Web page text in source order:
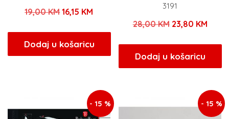
19,00KMIzvorna
bila
je:
16,15 KM
je:
16,15 KM.
Dodaj u košaricu
3191
28,00KM Izvorna
bila
je:
23,80 KM
Dodaj u košaricu
- 15 % - 15 %